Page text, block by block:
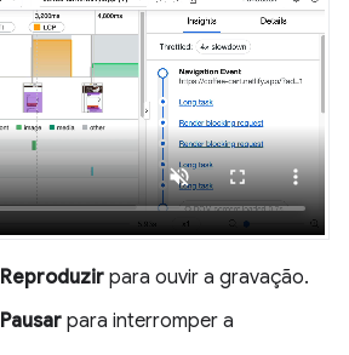
Reproduzir para ouvir a gravação.
Pausar para interromper a